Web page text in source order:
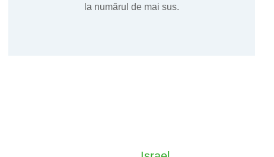
la numărul de mai sus.